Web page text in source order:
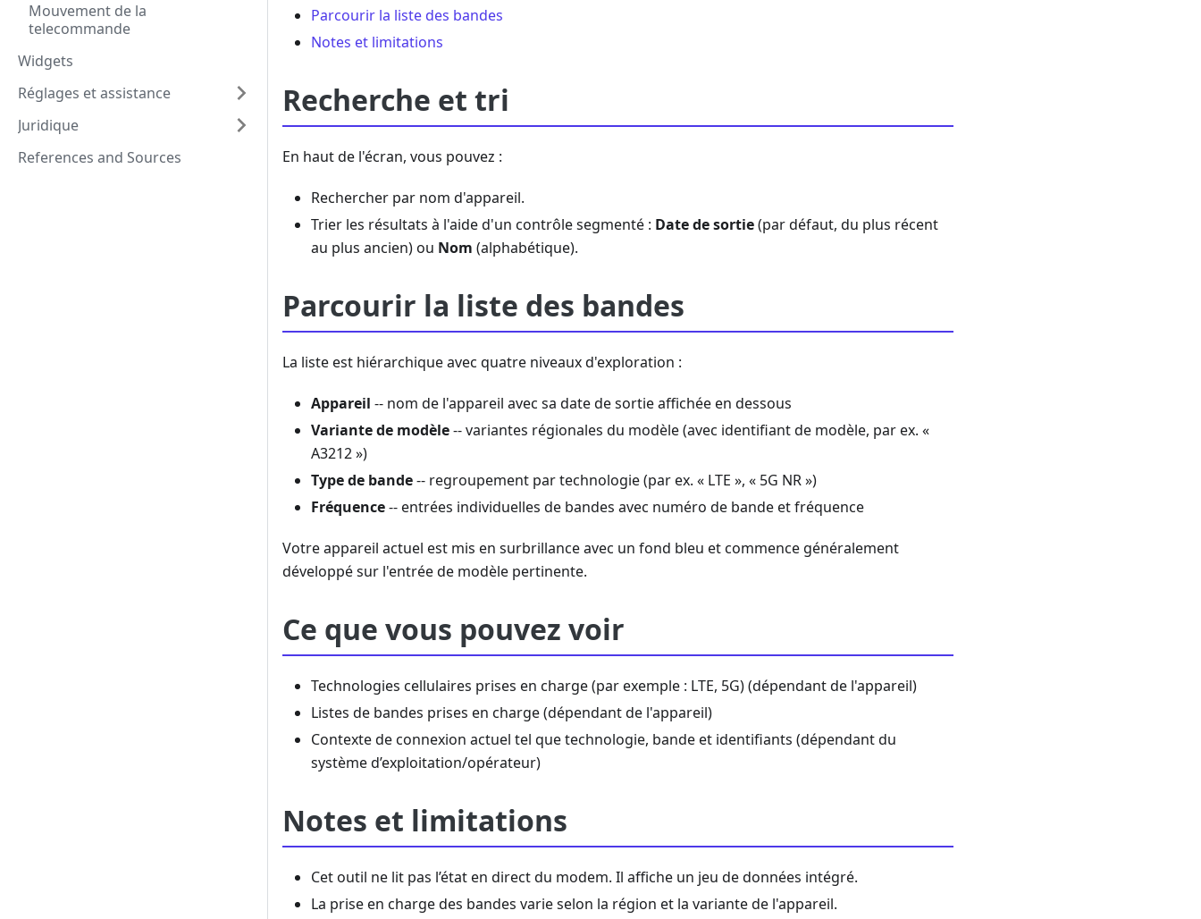
Mouvement de la
telecommande
Widgets
Réglages et assistance
Juridique
References and Sources
Parcourir la liste des bandes
Notes et limitations
Recherche et tri
En haut de l'écran, vous pouvez :
Rechercher par nom d'appareil.
Trier les résultats à l'aide d'un contrôle segmenté : Date de sortie(par défaut, du plus récent
au plus ancien) ou Nom (alphabétique).
Parcourir la liste des bandes
La liste est hiérarchique avec quatre niveaux d'exploration :
Appareil -- nom de l'appareil avec sa date de sortie affichée en dessous
Variante de modèle-- variantes régionales du modèle (avec identifiant de modèle, par ex. «
A3212 »)
Type de bande-- regroupement par technologie (par ex. « LTE », « 5G NR »)
Fréquence-- entrées individuelles de bandes avec numéro de bande et fréquence
Votre appareil actuel est mis en surbrillance avec un fond bleu et commence généralement
développé sur l'entrée de modèle pertinente.
Ce que vous pouvez voir
Technologies cellulaires prises en charge (par exemple : LTE, 5G) (dépendant de l'appareil)
Listes de bandes prises en charge (dépendant de l'appareil)
Contexte de connexion actuel tel que technologie, bande et identifiants (dépendant du
système d’exploitation/opérateur)
Notes et limitations
Cet outil ne lit pas l’état en direct du modem. Il affiche un jeu de données intégré.
La prise en charge des bandes varie selon la région et la variante de l'appareil.